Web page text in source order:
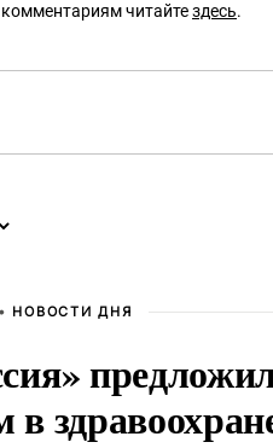
читайтездесь.
НОВОСТИ ДНЯ
в